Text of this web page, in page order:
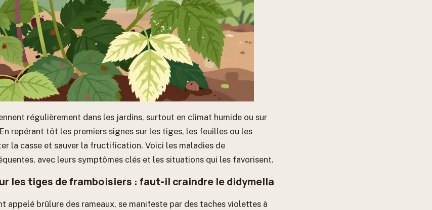
régulièrement dans les jardins, surtout en climat humide ou sur
repérant tôt les premiers signes sur les tiges, les feuilles ou les
la casse et sauver la fructification. Voici les maladies de
avec leurs symptômes clés et les situations qui les favorisent.
les tiges de framboisiers : faut-il craindre le didymella
appelé brûlure des rameaux, se manifeste par des taches violettes à